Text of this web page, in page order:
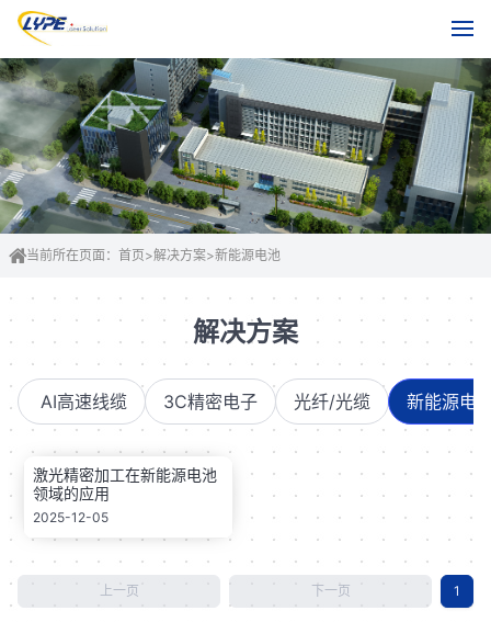
当前所在页面： 首页>解决方案>新能源电池
解决方案
AI高速线缆 3C精密电子 光纤/光缆 新能源电
激光精密加工在新能源电池
领域的应用
2025-12-05
上一页 下一页 1